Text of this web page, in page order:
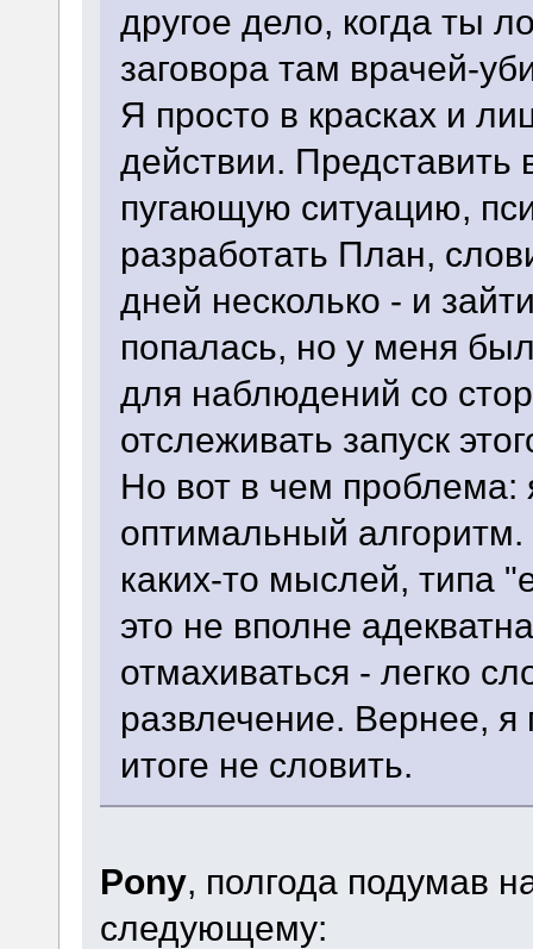
другое дело, когда ты
заговора там врачей-
Я просто в красках и
действии. Представить
пугающую ситуацию,
разработать План,
дней несколько - и
попалась, но у меня
для наблюдений со
отслеживать запуск
Но вот в чем проблема:
оптимальный
каких-то мыслей, типа
это не вполне
отмахиваться - легко
развлечение. Вернее, я
итоге не словить.
Pony, полгода подумав
следующему: